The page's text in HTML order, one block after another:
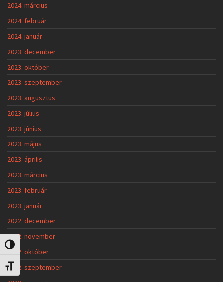
Nagy kontraszt váltása
Betűméret váltása
2024. március
2024. február
2024. január
2023. december
2023. október
2023. szeptember
2023. augusztus
2023. július
2023. június
2023. május
2023. április
2023. március
2023. február
2023. január
2022. december
2022. november
2022. október
2022. szeptember